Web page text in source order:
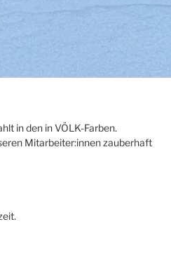
in den in VÖLK-Farben.
Mitarbeiter:innen zauberhaft